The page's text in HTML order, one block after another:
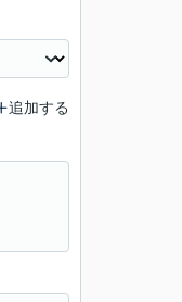
追加する